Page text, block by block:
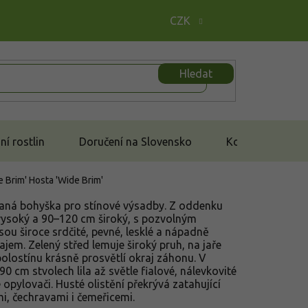
CZK
Hledat
rostlin Doručení na Slovensko Kontakt
Brim' Hosta 'Wide Brim'
bohyška pro stínové výsadby. Z oddenku
a 90–120 cm široký, s pozvolným
široce srdčité, pevné, lesklé a nápadně
Zelený střed lemuje široký pruh, na jaře
krásně prosvětlí okraj záhonu. V
cm stvolech lila až světle fialové, nálevkovité
opylovači. Husté olistění překrývá zatahující
čechravami i čemeřicemi.